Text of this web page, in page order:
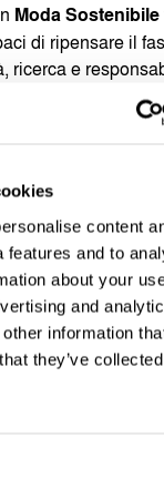
content
features and to
about your
and
information
they’ve
Moda Sostenibile
di ripensare il
ricerca e
cultura della
e sostenibilità,